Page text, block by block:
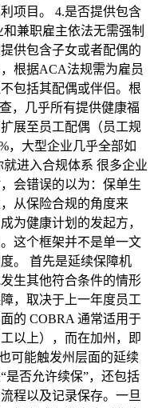
项目。 4.是否提供包含
兼职雇主依法无需强制
供包含子女或者配偶的
根据ACA法规需为雇员
包括其配偶或伴侣。根
，几乎所有提供健康福
展至员工配偶（员工规
，大型企业几乎全部如
进入合规体系 很多企业
会错误的以为：保单生
从保险合规的角度来
为健康计划的发起方，
这个框架并不是单一文
。 首先是延续保障机
生其他符合条件的情形
，取决于上一年度员工
的 COBRA 通常适用于
以上），而在加州，即
可能触发州层面的延续
是否允许续保”，还包括
程以及记录保存。一旦